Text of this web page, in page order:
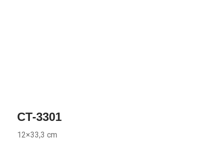
CT-3301
12×33,3 cm